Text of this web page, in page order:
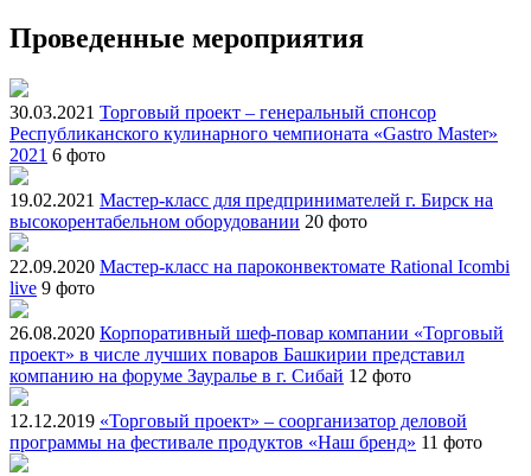
Проведенные мероприятия
30.03.2021 Торговый проект – генеральный спонсор
Республиканского кулинарного чемпионата «Gastro Master»
2021 6 фото
19.02.2021 Мастер-класс для предпринимателей г. Бирск на
высокорентабельном оборудовании 20 фото
22.09.2020 Мастер-класс на пароконвектомате Rational Icombi
live 9 фото
26.08.2020 Корпоративный шеф-повар компании «Торговый
проект» в числе лучших поваров Башкирии представил
компанию на форуме Зауралье в г. Сибай 12 фото
12.12.2019 «Торговый проект» – соорганизатор деловой
программы на фестивале продуктов «Наш бренд» 11 фото